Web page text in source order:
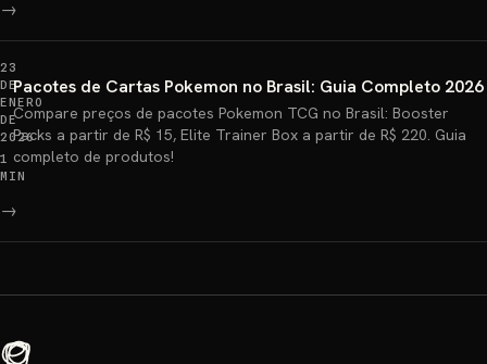
→
23
DE
ENERO
DE
2026
1
MIN
Pacotes de Cartas Pokemon no Brasil: Guia Completo 2026
Compare preços de pacotes Pokemon TCG no Brasil: Booster
Packs a partir de R$ 15, Elite Trainer Box a partir de R$ 220. Guia
completo de produtos!
→